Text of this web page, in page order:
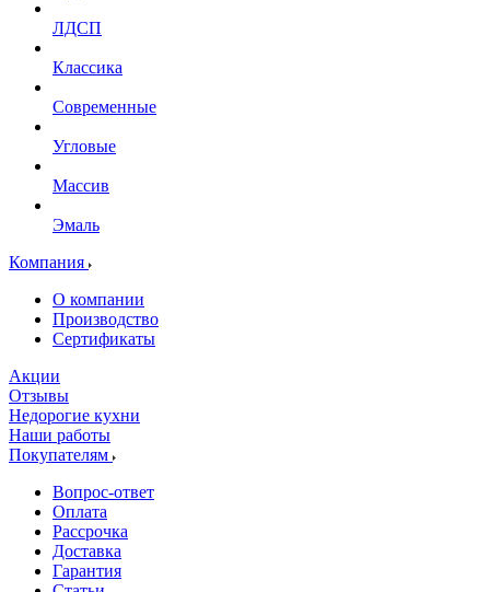
ЛДСП
Классика
Современные
Угловые
Массив
Эмаль
Компания
О компании
Производство
Сертификаты
Акции
Отзывы
Недорогие кухни
Наши работы
Покупателям
Вопрос-ответ
Оплата
Рассрочка
Доставка
Гарантия